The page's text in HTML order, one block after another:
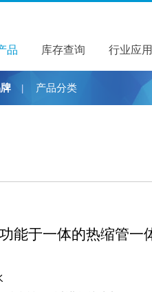
品
品 库存查询 行业应用
产品分类
能于一体的热缩管一